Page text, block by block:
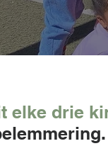
elke drie